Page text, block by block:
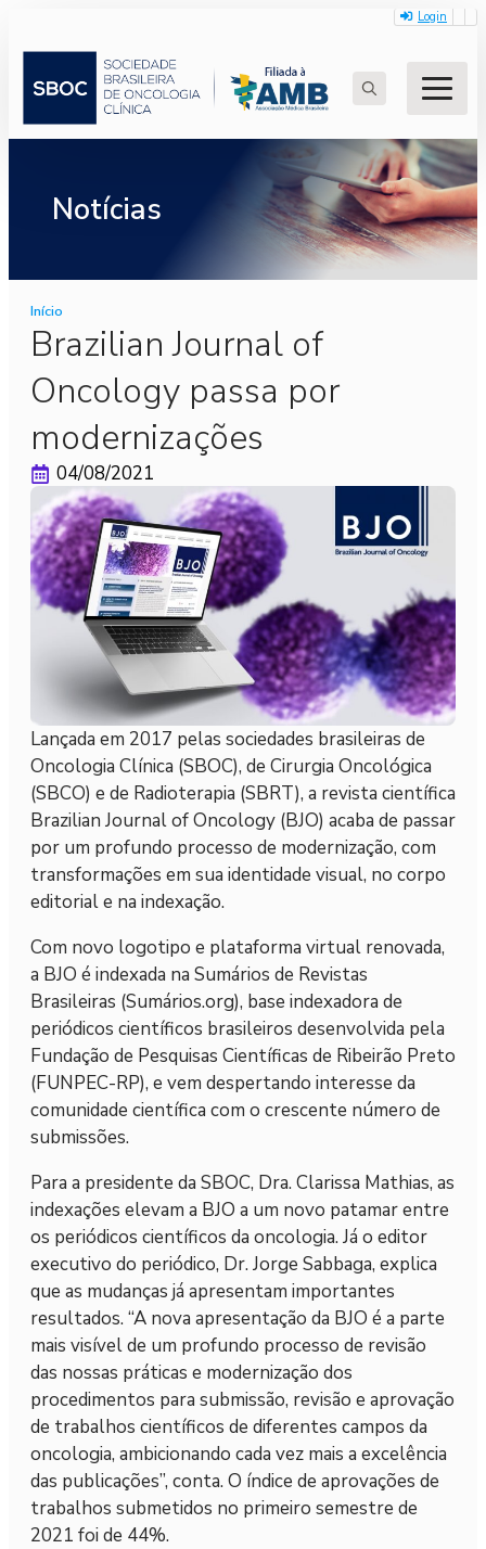
Login
for:
Notícias
Início
Brazilian Journal of
Oncology passa por
modernizações
04/08/2021
Lançada em 2017 pelas sociedades brasileiras de
Oncologia Clínica (SBOC), de Cirurgia Oncológica
(SBCO) e de Radioterapia (SBRT), a revista científica
Brazilian Journal of Oncology (BJO) acaba de passar
por um profundo processo de modernização, com
transformações em sua identidade visual, no corpo
editorial e na indexação.
Com novo logotipo e plataforma virtual renovada,
a BJO é indexada na Sumários de Revistas
Brasileiras (Sumários.org), base indexadora de
periódicos científicos brasileiros desenvolvida pela
Fundação de Pesquisas Científicas de Ribeirão Preto
(FUNPEC-RP), e vem despertando interesse da
comunidade científica com o crescente número de
submissões.
Para a presidente da SBOC, Dra. Clarissa Mathias, as
indexações elevam a BJO a um novo patamar entre
os periódicos científicos da oncologia. Já o editor
executivo do periódico, Dr. Jorge Sabbaga, explica
que as mudanças já apresentam importantes
resultados. “A nova apresentação da BJO é a parte
mais visível de um profundo processo de revisão
das nossas práticas e modernização dos
procedimentos para submissão, revisão e aprovação
de trabalhos científicos de diferentes campos da
oncologia, ambicionando cada vez mais a excelência
das publicações”, conta. O índice de aprovações de
trabalhos submetidos no primeiro semestre de
2021 foi de 44%.